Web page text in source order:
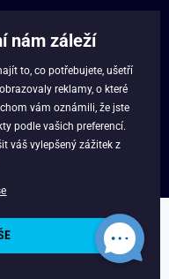
vyhrazena. webdesign ©
nám záleží
to, co potřebujete, ušetří
reklamy, o které
vám oznámili, že jste
podle vašich preferencí.
váš vylepšený zážitek z